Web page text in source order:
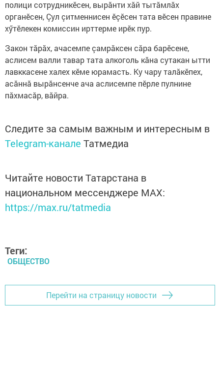
полици сотрудникӗсен, вырăнти хăй тытăмлăх
органӗсен, Çул çитменнисен ӗçӗсен тата вӗсен правине
хӳтӗлекен комиссин ирттерме ирӗк пур.
Закон тăрăх, ачасемпе çамрăксен сăра барӗсене,
аслисем валли тавар тата алкоголь кăна сутакан ытти
лавккасене халех кӗме юрамасть. Ку чару талăкӗпех,
асăннă вырăнсенче ача аслисемпе пӗрле пулнине
пăхмасăр, вăйра.
Следите за самым важным и интересным в
Telegram-канале Татмедиа
Читайте новости Татарстана в
национальном мессенджере MАХ:
https://max.ru/tatmedia
Теги:
ОБЩЕСТВО
Перейти на страницу новости